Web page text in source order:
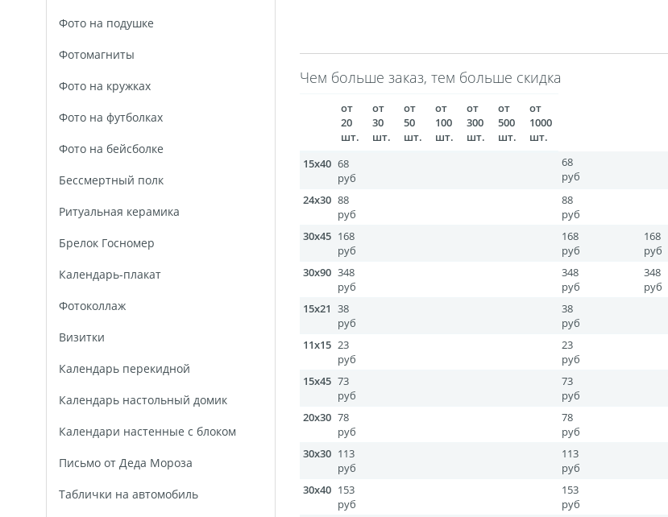
Майки с символикой Беларусь
Календарь перекидной оживающий Оживающие визитки
Фотокнига 56
Фото на носках
Сертификат вакцинации Фото на толстовках
Фреймы в фоторамках
Ламинирование Фотострипы
Новогодние мешки для подарков Школьный дневник
Бейджи
Наклейки для маркетплейсов Лазерная гравировка
Металлические таблички
Фотокарточки в стиле Инстакс
Сувениры Новый год Игрушки с фото
Термокружки Грамоты Дипломы
Флаеры
Сертификаты
Фото на подушке
Фотомагниты
Фото на кружках
Фото на футболках
Фото на бейсболке
Бессмертный полк
Ритуальная керамика
Брелок Госномер
Календарь-плакат
Фотоколлаж
Визитки
Календарь перекидной
Календарь настольный домик
Календари настенные с блоком
Письмо от Деда Мороза
Таблички на автомобиль
Чем больше заказ, тем больше скидка
от
20
шт.
от
30
шт.
от
50
шт.
от
100
шт.
от
300
шт.
от
500
шт.
от
1000
шт.
15x40 68
руб
68
руб
24x30 88
руб
88
руб
30x45 168
руб
168
руб
168
руб
30x90 348
руб
348
руб
348
руб
15x21 38
руб
38
руб
11x15 23
руб
23
руб
15x45 73
руб
73
руб
20x30 78
руб
78
руб
30x30 113
руб
113
руб
30x40 153
руб
153
руб